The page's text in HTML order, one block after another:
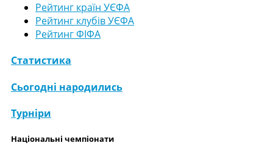
Рейтинг країн УЄФА
Рейтинг клубів УЄФА
Рейтинг ФІФА
Статистика
Сьогодні народились
Турніри
Національні чемпіонати